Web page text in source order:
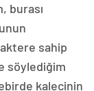
burası
sahip
söylediğim
kalecinin